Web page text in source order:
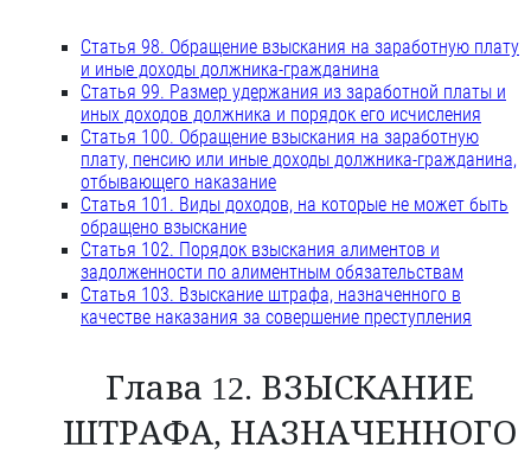
Статья 98. Обращение взыскания на заработную плату
и иные доходы должника-гражданина
Статья 99. Размер удержания из заработной платы и
иных доходов должника и порядок его исчисления
Статья 100. Обращение взыскания на заработную
плату, пенсию или иные доходы должника-гражданина,
отбывающего наказание
Статья 101. Виды доходов, на которые не может быть
обращено взыскание
Статья 102. Порядок взыскания алиментов и
задолженности по алиментным обязательствам
Статья 103. Взыскание штрафа, назначенного в
качестве наказания за совершение преступления
Глава 12. ВЗЫСКАНИЕ
ШТРАФА, НАЗНАЧЕННОГО